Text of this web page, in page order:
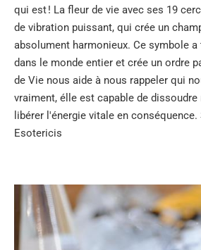
qui est ! La fleur de vie avec ses 19
de vibration puissant, qui crée un
absolument harmonieux. Ce symbole
dans le monde entier et crée un ordre
de Vie nous aide à nous rappeler qui
vraiment, élle est capable de
libérer l'énergie vitale en conséquence.
Esotericis